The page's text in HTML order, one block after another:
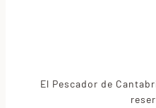
El Pescador de